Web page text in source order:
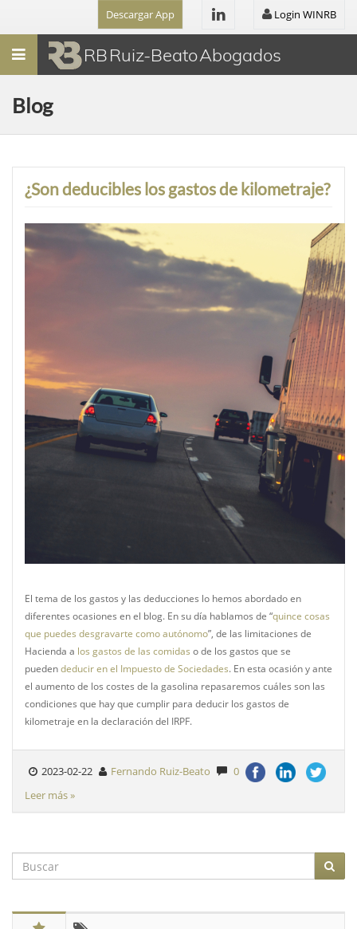
Descargar App Login WINRB
Menú RB Ruiz-Beato Abogados
Blog
¿Son deducibles los gastos de kilometraje?
El tema de los gastos y las deducciones lo hemos abordado en
diferentes ocasiones en el blog. En su día hablamos de “quince cosas
que puedes desgravarte como autónomo”, de las limitaciones de
Hacienda a los gastos de las comidas o de los gastos que se
puedendeducir en el Impuesto de Sociedades. En esta ocasión y ante
el aumento de los costes de la gasolina repasaremos cuáles son las
condiciones que hay que cumplir para deducir los gastos de
kilometraje en la declaración del IRPF.
2023-02-22 Fernando Ruiz-Beato
0
Leer más »